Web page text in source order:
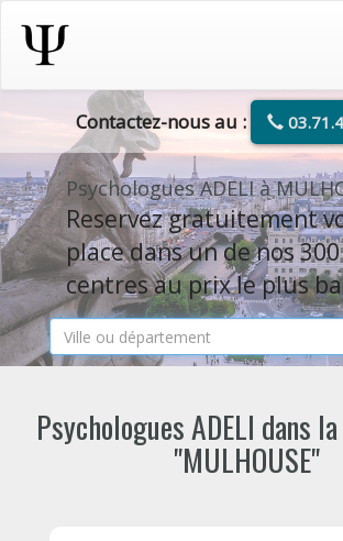
Contactez-nous au :
Psychologues ADELI à
Reservez gratuitement
place dans un de nos 300
centres au prix le plus
Psychologues ADELI dans
"MULHOUSE"